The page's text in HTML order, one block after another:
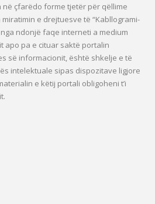
çfarëdo forme tjetër për qëllime
e drejtuesve të “Kabllogrami-
ndonjë faqe interneti a medium
apo pa e cituar saktë portalin
së informacionit, është shkelje e të
intelektuale sipas dispozitave ligjore
e këtij portali obligoheni t’i